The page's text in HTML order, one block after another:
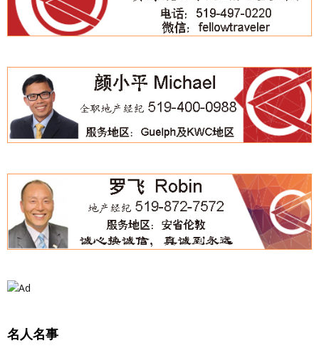
名人名事